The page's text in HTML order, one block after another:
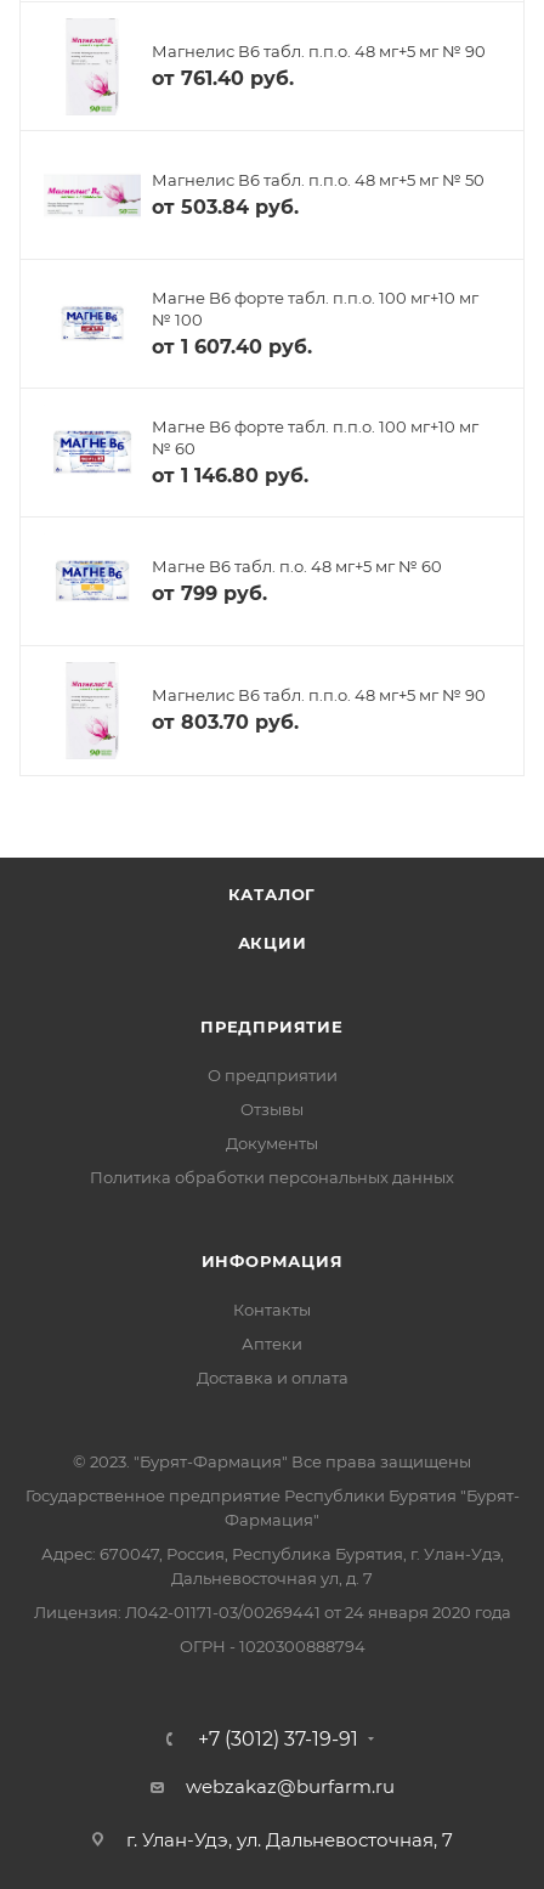
Магнелис В6 табл. п.п.о. 48 мг+5 мг № 90
от 761.40 руб.
Магнелис В6 табл. п.п.о. 48 мг+5 мг № 50
от 503.84 руб.
Магне B6 форте табл. п.п.о. 100 мг+10 мг
№ 100
от 1 607.40 руб.
Магне B6 форте табл. п.п.о. 100 мг+10 мг
№ 60
от 1 146.80 руб.
Магне B6 табл. п.о. 48 мг+5 мг № 60
от 799 руб.
Магнелис В6 табл. п.п.о. 48 мг+5 мг № 90
от 803.70 руб.
КАТАЛОГ
АКЦИИ
ПРЕДПРИЯТИЕ
О предприятии
Отзывы
Документы
Политика обработки персональных данных
ИНФОРМАЦИЯ
Контакты
Аптеки
Доставка и оплата
© 2023. "Бурят-Фармация" Все права защищены
Государственное предприятие Республики Бурятия "Бурят-
Фармация"
Адрес: 670047, Россия, Республика Бурятия, г. Улан-Удэ,
Дальневосточная ул, д. 7
Лицензия: Л042-01171-03/00269441 от 24 января 2020 года
ОГРН - 1020300888794
+7 (3012) 37-19-91
webzakaz@burfarm.ru
г. Улан-Удэ, ул. Дальневосточная, 7